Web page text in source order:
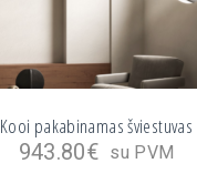
Kooi pakabinamas šviestuvas
943.80€ su PVM